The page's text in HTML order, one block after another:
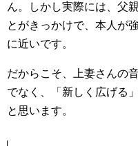
ん。しかし実際には、父
とがきっかけで、本人が
に近いです。
だからこそ、上妻さんの
でなく、「新しく広げる
と思います。